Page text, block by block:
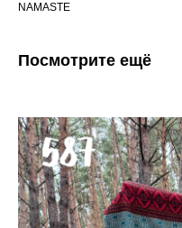
NAMASTE
Посмотрите ещё